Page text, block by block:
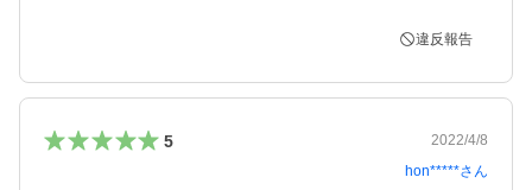
違反報告
5
2022/4/8
hon*****さん